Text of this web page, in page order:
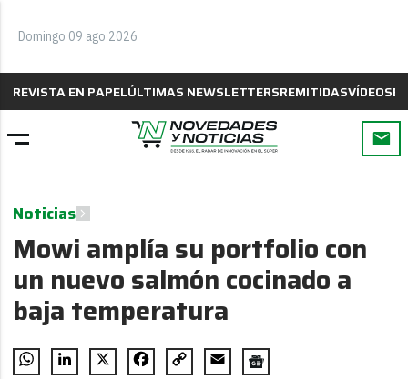
Domingo 09 ago 2026
REVISTA EN PAPELÚLTIMAS NEWSLETTERSREMITIDASVÍDEOS
Noticias
Mowi amplía su portfolio con
un nuevo salmón cocinado a
baja temperatura
WhatsAppLinkedIn
X FacebookCopy
Email